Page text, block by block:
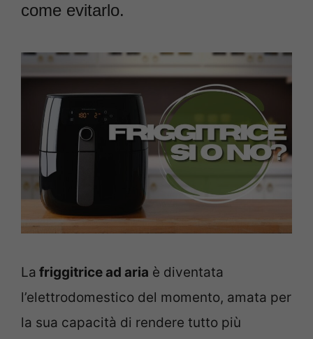
come evitarlo.
La friggitrice ad aria è diventata
l’elettrodomestico del momento, amata per
la sua capacità di rendere tutto più